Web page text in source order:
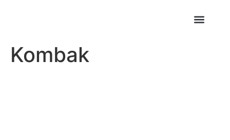
Kombak